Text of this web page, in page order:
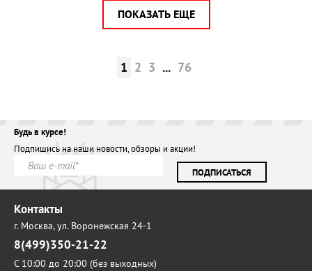
ПОКАЗАТЬ ЕЩЕ
1 2 3 ... 76
Будь в курсе!
Подпишись на наши новости, обзоры и акции!
ПОДПИСАТЬСЯ
Контакты
г. Москва,ул. Воронежская 24-1
8(499)350-21-22
С 10:00 до 20:00 (без выходных)